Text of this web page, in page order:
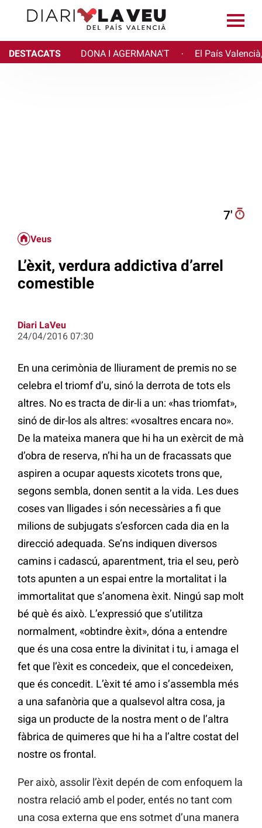
DESTACATS DONA I AGERMANA'T · El País
7′
Veus
L’èxit, verdura addictiva d’arrel
comestible
Diari LaVeu
24/04/2016 07:30
En una cerimònia de lliurament de premis no se
celebra el triomf d’u, sinó la derrota de tots els
altres. No es tracta de dir-li a un: «has triomfat»,
sinó de dir-los als altres: «vosaltres encara no».
De la mateixa manera que hi ha un exèrcit de mà
d’obra de reserva, n’hi ha un de fracassats que
aspiren a ocupar aquests xicotets trons que,
segons sembla, donen sentit a la vida. Les dues
coses van lligades i són necessàries a fi que
milions de subjugats s’esforcen cada dia en la
direcció adequada. Se’ns indiquen diversos
camins i cadascú, aparentment, tria el seu, però
tots apunten a un espai entre la mortalitat i la
immortalitat que s’anomena èxit. Ningú sap molt
bé què és això. L’expressió que s’utilitza
normalment, «obtindre èxit», dóna a entendre
que és una cosa entre la divinitat i tu, i amaga el
fet que l’èxit es concedeix, que el concedeixen,
que és concedit. L’èxit té amo i s’assembla més
a una safanòria que a qualsevol altra cosa, ja
siga un producte de la nostra ment o de l’altra
fàbrica de quimeres que hi ha a l’altre costat del
nostre os frontal.
Per això, assolir l’èxit depén de com enfoquem la
nostra relació amb el poder, entés no tant com
una cosa externa que ens sotmet d’una manera